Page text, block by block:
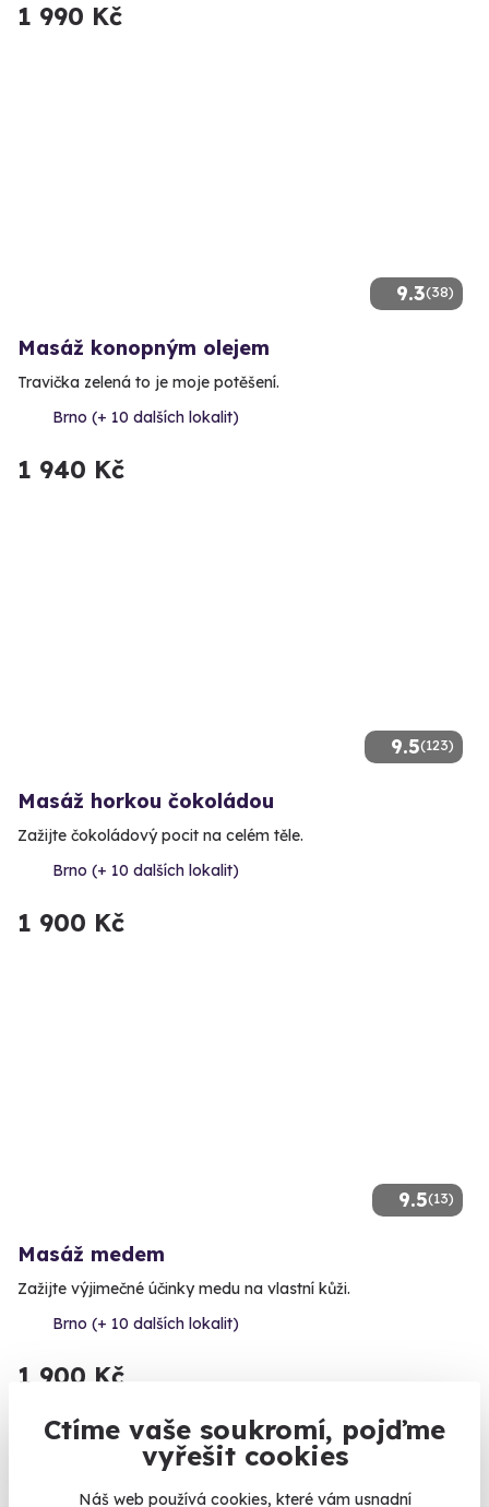
Ctíme vaše soukromí, pojďme
vyřešit cookies
Náš web používá cookies, které vám usnadní
1 990 Kč
9.3(38)
Masáž konopným olejem
Travička zelená to je moje potěšení.
Brno (+ 10 dalších lokalit)
1 940 Kč
9.5(123)
Masáž horkou čokoládou
Zažijte čokoládový pocit na celém těle.
Brno (+ 10 dalších lokalit)
1 900 Kč
9.5(13)
Masáž medem
Zažijte výjimečné účinky medu na vlastní kůži.
Brno (+ 10 dalších lokalit)
1 900 Kč
AKCE